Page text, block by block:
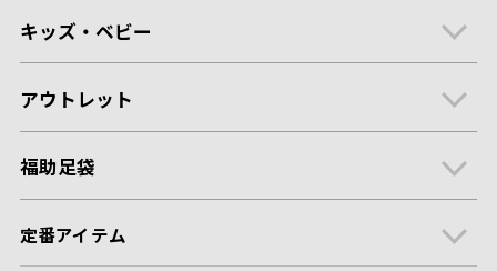
キッズ・ベビー
アウトレット
福助足袋
定番アイテム